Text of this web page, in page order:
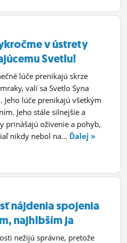
v ústrety
Svetlu!
lúče prenikajú skrze
valí sa Svetlo Syna
Jeho lúče prenikajú všetkým
Jeho stále silnejšie a
prinášajú oživenie a pohyb,
nikdy nebol na... Ďalej »
nájdenia spojenia
najhlbším ja
nežijú správne, pretože